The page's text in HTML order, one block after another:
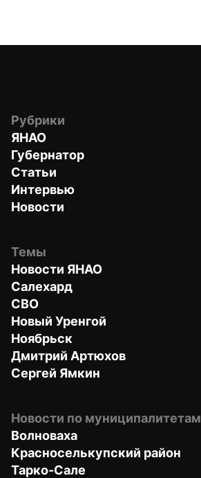
Рубрики
ЯНАО
Губернатор
Статьи
Интервью
Новости
Темы
Новости ЯНАО
Салехард
СВО
Новый Уренгой
Ноябрьск
Дмитрий Артюхов
Сергей Ямкин
Новости по муниципалитетам
Волноваха
Красноселькупский район
Тарко-Сале